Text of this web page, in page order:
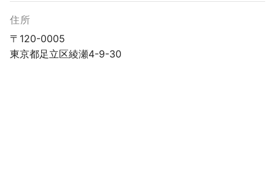
住所
〒120-0005
東京都足立区綾瀬4-9-30